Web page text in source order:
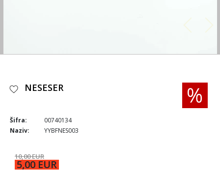
NESESER
Šifra:
00740134
Naziv:
YYBFNES003
10,00 EUR
5,00 EUR